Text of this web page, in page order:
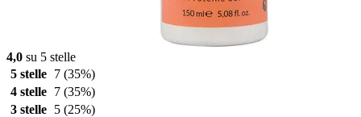
4,0 su 5 stelle
5 stelle
7 (35%)
4 stelle
7 (35%)
3 stelle
5 (25%)